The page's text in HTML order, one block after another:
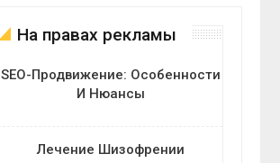
На правах рекламы
SEO-Продвижение: Особенности
И Нюансы
Лечение Шизофрении